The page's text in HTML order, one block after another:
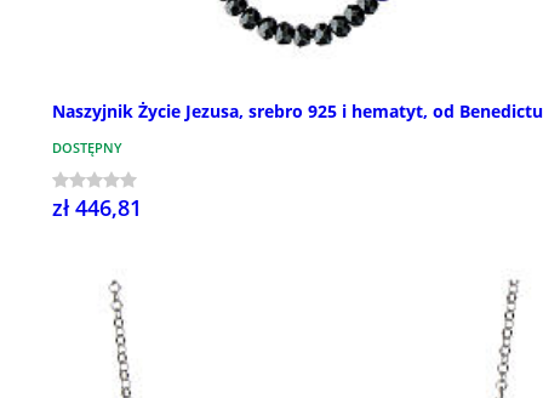
Naszyjnik Życie Jezusa, srebro 925 i hematyt, od
DOSTĘPNY
zł 446,81